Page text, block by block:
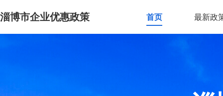
淄博市企业优惠政策 首页 最新政